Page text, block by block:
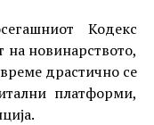
Кодекс
на новинарството,
драстично се
платформи,